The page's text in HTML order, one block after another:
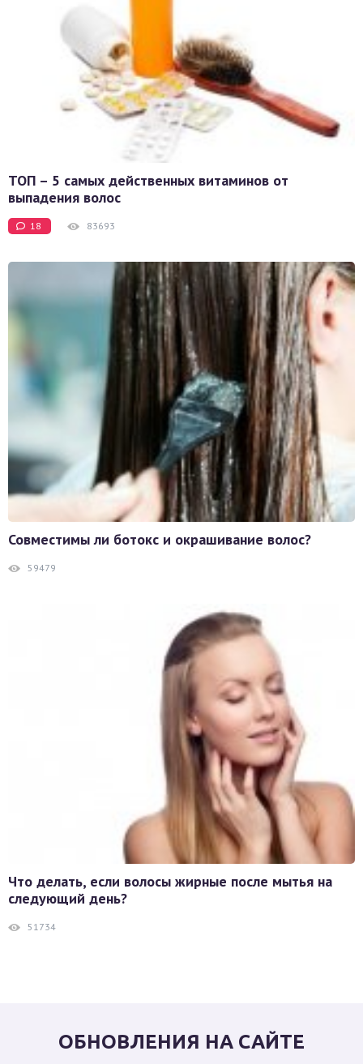
ТОП – 5 самых действенных витаминов от
выпадения волос
18 83693
Совместимы ли ботокс и окрашивание волос?
59479
Что делать, если волосы жирные после мытья на
следующий день?
51734
ОБНОВЛЕНИЯ НА САЙТЕ